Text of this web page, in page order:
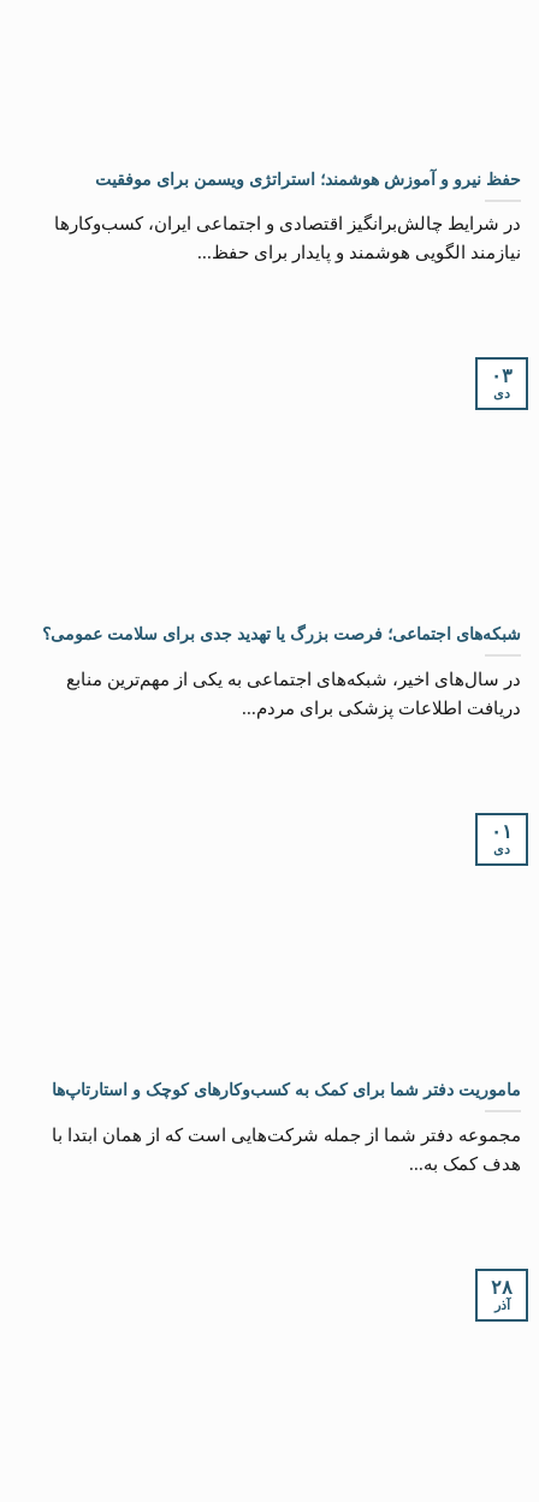
حفظ نیرو و آموزش هوشمند؛ استراتژی ویسمن برای موفقیت
در شرایط چالش‌برانگیز اقتصادی و اجتماعی ایران، کسب‌وکارها
نیازمند الگویی هوشمند و پایدار برای حفظ...
شبکه‌های اجتماعی؛ فرصت بزرگ یا تهدید جدی برای سلامت عمومی؟
در سال‌های اخیر، شبکه‌های اجتماعی به یکی از مهم‌ترین منابع
دریافت اطلاعات پزشکی برای مردم...
۰۳
دی
ماموریت دفتر شما برای کمک به کسب‌وکارهای کوچک و استارتاپ‌ها
مجموعه دفتر شما از جمله شرکت‌هایی است که از همان ابتدا با
هدف کمک به...
۰۱
دی
۲۸
آذر